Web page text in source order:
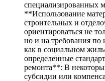
специализированных
**Использование
строительных и
ориентироваться не
но и на требования по
как в социальном
определенные
ремонта**: В
субсидии или